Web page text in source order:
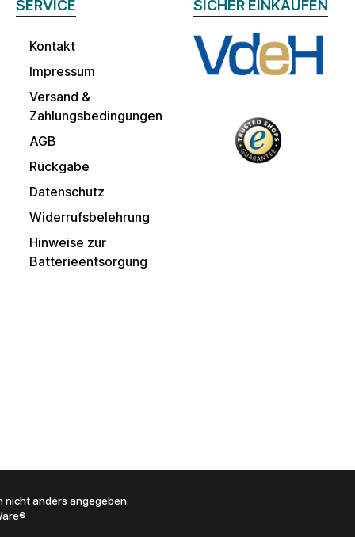
SERVICE
Kontakt
Impressum
Versand &
Zahlungsbedingungen
AGB
Rückgabe
Datenschutz
Widerrufsbelehrung
Hinweise zur
Batterieentsorgung
SICHER EINKAUFEN
nicht anders angegeben.